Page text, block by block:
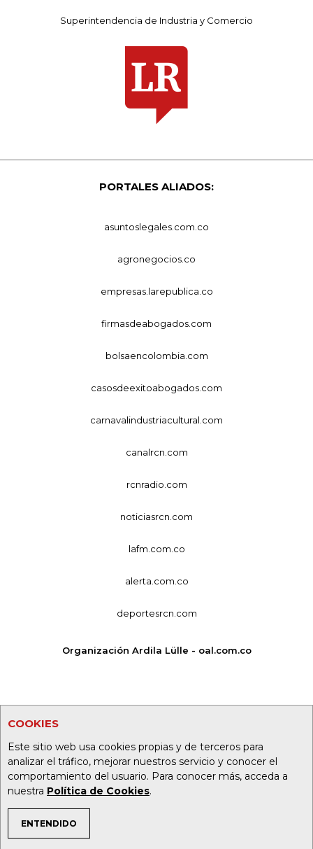
COOKIES
Este sitio web usa cookies propias y de terceros para
analizar el tráfico, mejorar nuestros servicio y conocer el
comportamiento del usuario. Para conocer más, acceda a
nuestra Política de Cookies.
ENTENDIDO
TEMAS DE INTERÉS
Superintendencia de Industria y Comercio
PORTALES ALIADOS:
asuntoslegales.com.co
agronegocios.co
empresas.larepublica.co
firmasdeabogados.com
bolsaencolombia.com
casosdeexitoabogados.com
carnavalindustriacultural.com
canalrcn.com
rcnradio.com
noticiasrcn.com
lafm.com.co
alerta.com.co
deportesrcn.com
Organización Ardila Lülle - oal.com.co